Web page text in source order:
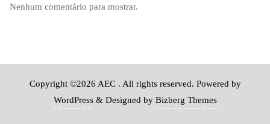
Nenhum comentário para mostrar.
Copyright ©2026 AEC . All rights reserved. Powered by
WordPress & Designed by Bizberg Themes